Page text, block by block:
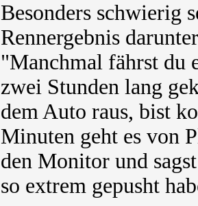
Besonders schwierig
Rennergebnis
"Manchmal fährst du
zwei Stunden lang
dem Auto raus, bist
Minuten geht es von
den Monitor und
so extrem gepusht